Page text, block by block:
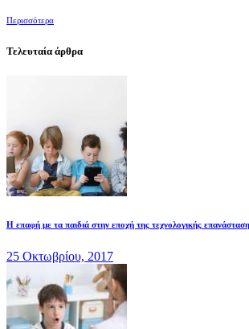
Περισσότερα
Τελευταία άρθρα
Η επαφή με τα παιδιά στην εποχή της τεχνολογικής
25 Οκτωβρίου, 2017